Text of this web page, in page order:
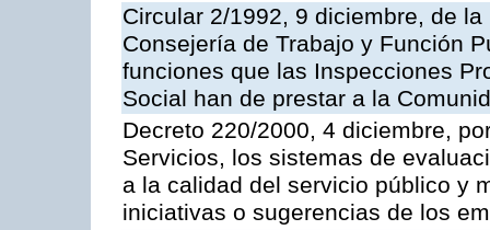
Circular 2/1992, 9 diciembre, de
Consejería de Trabajo y Función
funciones que las Inspecciones
Social han de prestar a la
Decreto 220/2000, 4 diciembre,
Servicios, los sistemas de
a la calidad del servicio público y
iniciativas o sugerencias de los